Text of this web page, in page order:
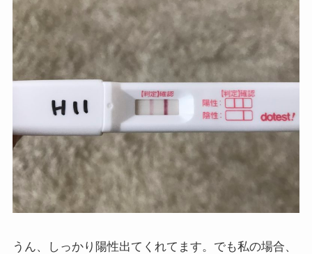
うん、しっかり陽性出てくれてます。でも私の場合、